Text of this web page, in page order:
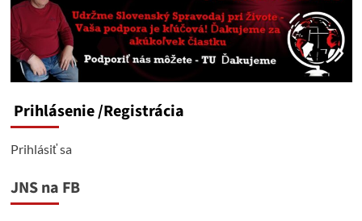
iba
štve
a
útočí
Prihlásenie/Registrácia
Prihlásiť sa
JNS na FB